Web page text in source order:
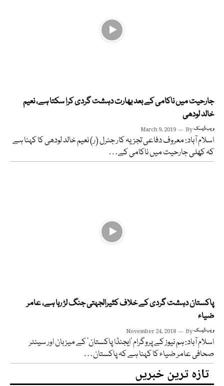
جارحیت میں ناکامی کے بعد بھارت دہشت گردی کرا سکتا ہے، نعیم
خالد لودھی
March 9, 2019 Byویب ڈیسک
اسلام آباد: معروف دفاعی تجزیہ کار جنرل (ر) نعیم خالد لودھی کا کہنا ہے
کہ کھلی جارحیت میں ناکامی کے…
پاکستان دہشت گردی کے خلاف کثیرالجہتی جنگ لڑ رہا ہے، عامر
ضیاء
November 24, 2018 Byویب ڈیسک
اسلام آباد: ہم نیوز کے پروگرام ’ایجنڈا پاکستان‘ کے میزبان اور سینئر
صحافی عامر ضیاء کا کہنا ہے کہ پاکستان…
تازہ ترین خبریں